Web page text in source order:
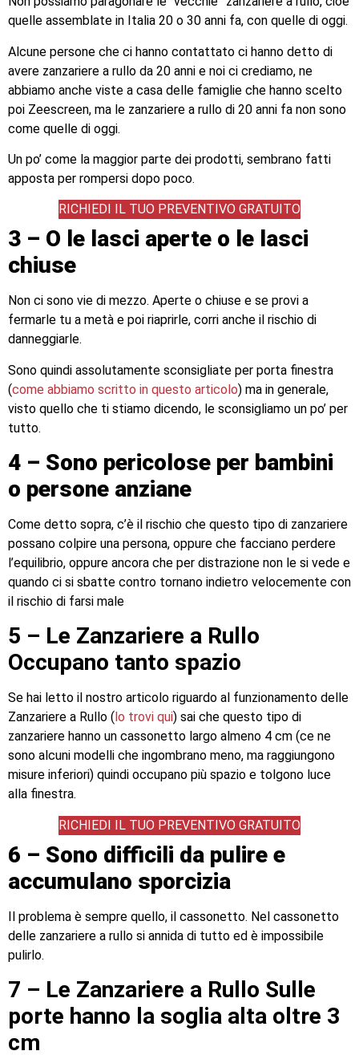
quelle assemblate in Italia 20 o 30 anni fa, con quelle di oggi.
Alcune persone che ci hanno contattato ci hanno detto di
avere zanzariere a rullo da 20 anni e noi ci crediamo, ne
abbiamo anche viste a casa delle famiglie che hanno scelto
poi Zeescreen, ma le zanzariere a rullo di 20 anni fa non sono
come quelle di oggi.
Un po’ come la maggior parte dei prodotti, sembrano fatti
apposta per rompersi dopo poco.
RICHIEDI IL TUO PREVENTIVO GRATUITO
3 – O le lasci aperte o le lasci
chiuse
Non ci sono vie di mezzo. Aperte o chiuse e se provi a
fermarle tu a metà e poi riaprirle, corri anche il rischio di
danneggiarle.
Sono quindi assolutamente sconsigliate per porta finestra
(come abbiamo scritto in questo articolo) ma in generale,
visto quello che ti stiamo dicendo, le sconsigliamo un po’ per
tutto.
4 – Sono pericolose per bambini
o persone anziane
Come detto sopra, c’è il rischio che questo tipo di zanzariere
possano colpire una persona, oppure che facciano perdere
l’equilibrio, oppure ancora che per distrazione non le si vede e
quando ci si sbatte contro tornano indietro velocemente con
il rischio di farsi male
5 – Le Zanzariere a Rullo
Occupano tanto spazio
Se hai letto il nostro articolo riguardo al funzionamento delle
Zanzariere a Rullo ( lo trovi qui) sai che questo tipo di
zanzariere hanno un cassonetto largo almeno 4 cm (ce ne
sono alcuni modelli che ingombrano meno, ma raggiungono
misure inferiori) quindi occupano più spazio e tolgono luce
alla finestra.
RICHIEDI IL TUO PREVENTIVO GRATUITO
6 – Sono difficili da pulire e
accumulano sporcizia
Il problema è sempre quello, il cassonetto. Nel cassonetto
delle zanzariere a rullo si annida di tutto ed è impossibile
pulirlo.
7 – Le Zanzariere a Rullo Sulle
porte hanno la soglia alta oltre 3
cm